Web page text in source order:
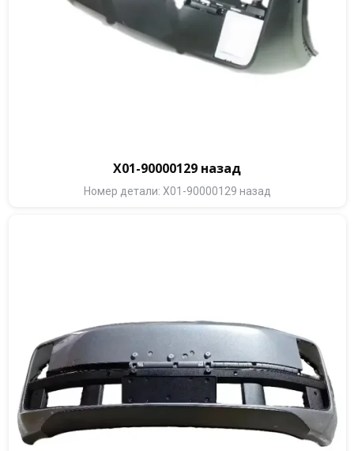
X01-90000129 назад
Номер детали: X01-90000129 назад